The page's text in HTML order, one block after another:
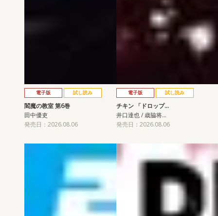
電子版 試し読み
閻魔の教室 第6巻
田中優吏
発売日：2026.08.06
電子版 試し読み
チキン 「ドロップ…
井口達也 / 歳脇将…
発売日：2026.08.06